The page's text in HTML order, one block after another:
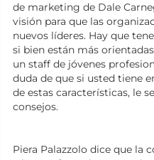
de marketing de Dale
visión para que las
nuevos líderes. Hay que
si bien están más
un staff de jóvenes
duda de que si usted tiene
de estas características, le
consejos.
Piera Palazzolo dice que la